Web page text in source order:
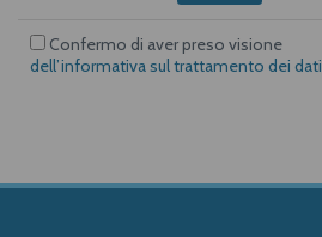
Confermo di aver preso visione
dell’informativa sul trattamento dei dati